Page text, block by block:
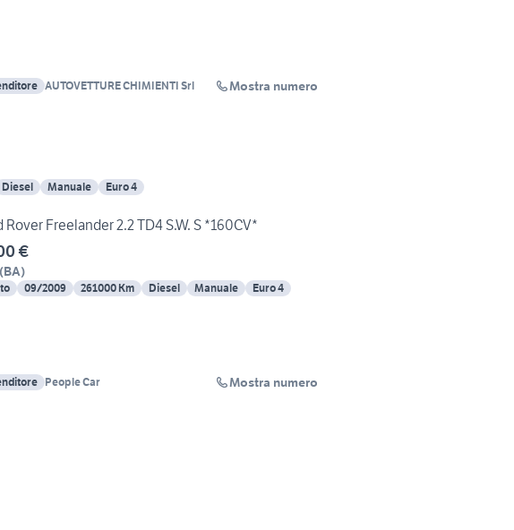
AUTOVETTURE CHIMIENTI Srl Mostra numero
Diesel Manuale Euro 4
Rover Freelander 2.2 TD4 S.W. S *160CV*
€
(BA)
09/2009 261000 Km Diesel Manuale Euro 4
People Car Mostra numero